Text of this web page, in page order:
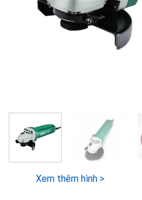
Xem thêm hình >